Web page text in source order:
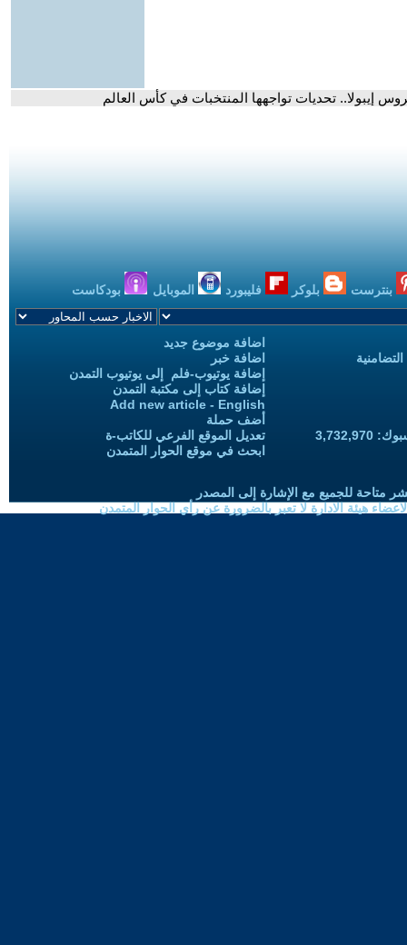
بنترست بلوكر فليبورد الموبايل بودكاست
اضافة موضوع جديد
اضافة خبر
إضافة يوتيوب-فلم إلى يوتيوب التمدن
إضافة كتاب إلى مكتبة التمدن
Add new article - English
أضف حملة
تعديل الموقع الفرعي للكاتب-ة
ابحث في موقع الحوار المتمدن
متاحة للجميع مع الإشارة إلى المصدر
هيئة الادارة لا تعبر بالضرورة عن رأي الحوار المتمدن